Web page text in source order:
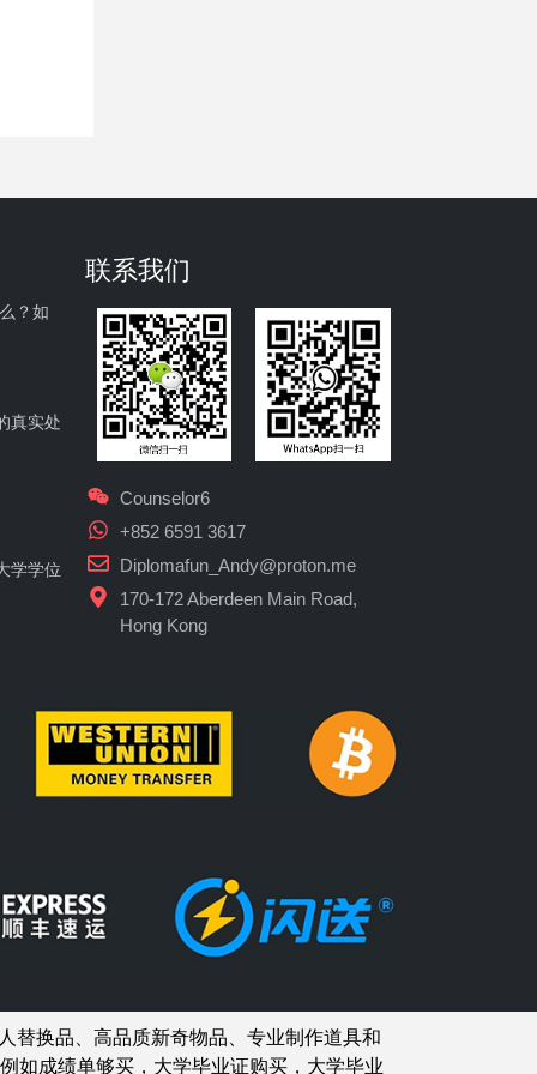
？如
真实处
学学位
联系我们
Counselor6
+852 6591 3617
Diplomafun_Andy@proton.me
170-172 Aberdeen Main Road,
Hong Kong
替换品、高品质新奇物品、专业制作道具和
如成绩单够买 ，大学毕业证购买，大学毕业